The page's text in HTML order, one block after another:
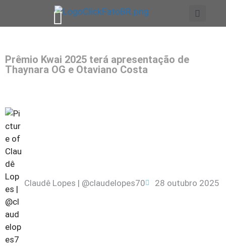
Prêmio Kwai 2025 terá apresentação de
Thaynara OG e Otaviano Costa
Claudê Lopes | @claudelopes70 28 outubro 2025